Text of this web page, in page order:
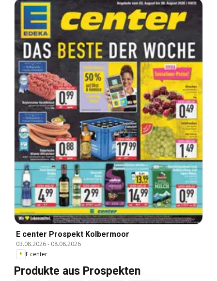
E center Prospekt Kolbermoor
03.08.2026- 08.08.2026
E center
Produkte aus Prospekten